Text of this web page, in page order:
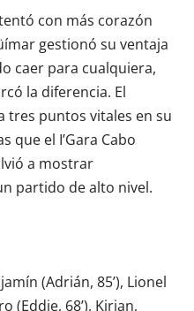
con más corazón
gestionó su ventaja
caer para cualquiera,
la diferencia. El
tres puntos vitales en su
que el I’Gara Cabo
a mostrar
partido de alto nivel.
(Adrián, 85’), Lionel
(Eddie, 68’), Kirian,